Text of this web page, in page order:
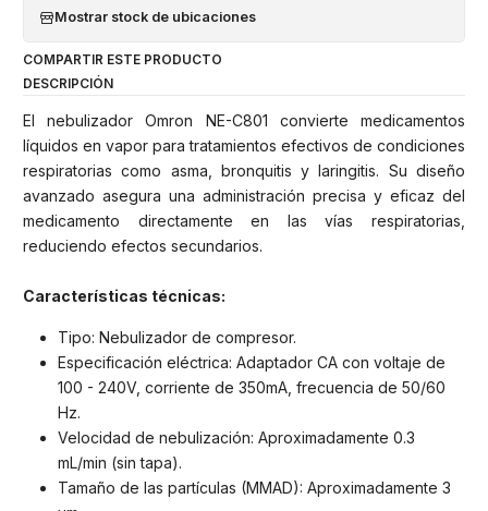
Mostrar stock de ubicaciones
COMPARTIR ESTE PRODUCTO
DESCRIPCIÓN
El nebulizador Omron NE-C801 convierte medicamentos
líquidos en vapor para tratamientos efectivos de condiciones
respiratorias como asma, bronquitis y laringitis. Su diseño
avanzado asegura una administración precisa y eficaz del
medicamento directamente en las vías respiratorias,
reduciendo efectos secundarios.
Características técnicas:
Tipo: Nebulizador de compresor.
Especificación eléctrica: Adaptador CA con voltaje de
100 - 240V, corriente de 350mA, frecuencia de 50/60
Hz.
Velocidad de nebulización: Aproximadamente 0.3
mL/min (sin tapa).
Tamaño de las partículas (MMAD): Aproximadamente 3